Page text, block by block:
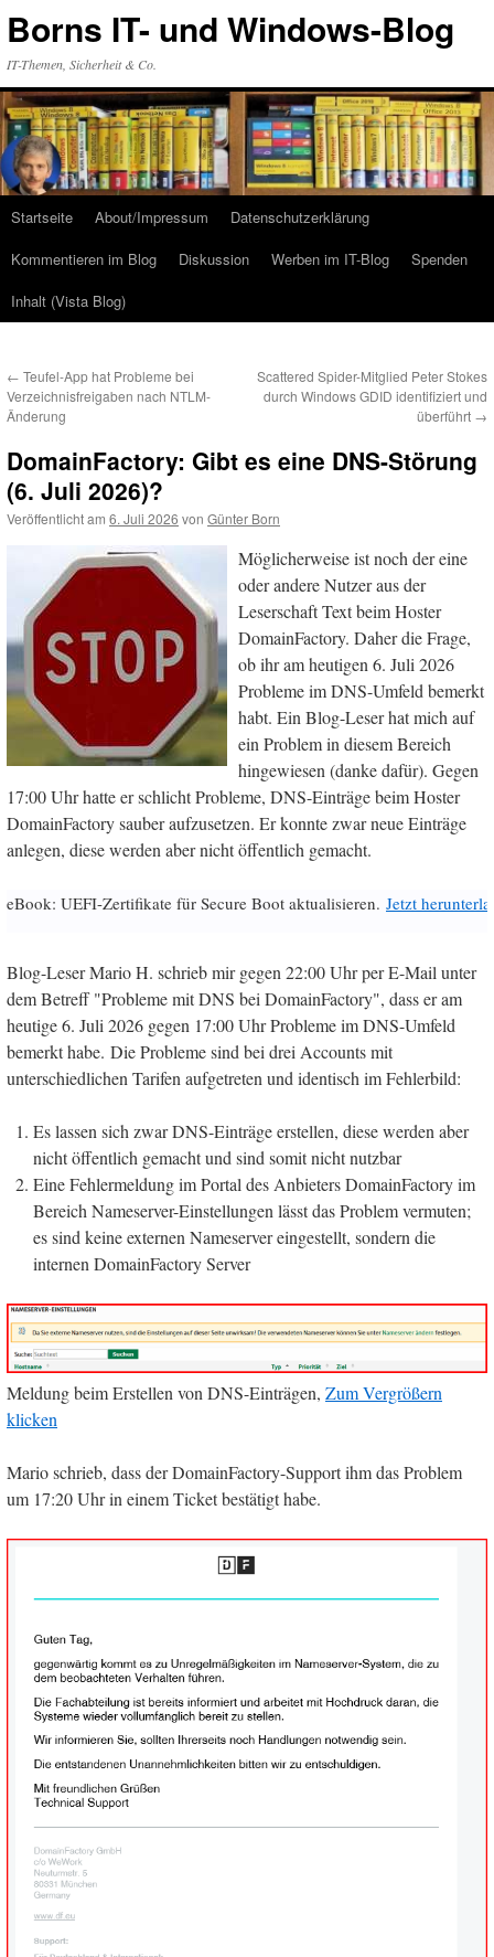
Inhalt
Borns IT- und Windows-Blog
IT-Themen, Sicherheit & Co.
Startseite About/Impressum
Datenschutzerklärung
Kommentieren im Blog
Diskussion Werben im IT-Blog
Spenden
Inhalt (Vista Blog)
← Teufel-App hat Probleme bei
Verzeichnisfreigaben nach NTLM-
Änderung
Scattered Spider-Mitglied Peter Stokes
durch Windows GDID identifiziert und
überführt →
DomainFactory: Gibt es eine DNS-Störung
(6. Juli 2026)?
Veröffentlicht am 6. Juli 2026 von Günter Born
Möglicherweise ist noch der eine
oder andere Nutzer aus der
Leserschaft Text beim Hoster
DomainFactory. Daher die Frage,
ob ihr am heutigen 6. Juli 2026
Probleme im DNS-Umfeld bemerkt
habt. Ein Blog-Leser hat mich auf
ein Problem in diesem Bereich
hingewiesen (danke dafür). Gegen
17:00 Uhr hatte er schlicht Probleme, DNS-Einträge beim Hoster
DomainFactory sauber aufzusetzen. Er konnte zwar neue Einträge
anlegen, diese werden aber nicht öffentlich gemacht.
eBook: UEFI-Zertifikate für Secure Boot aktualisieren. Jetzt
Blog-Leser Mario H. schrieb mir gegen 22:00 Uhr per E-Mail unter
dem Betreff "Probleme mit DNS bei DomainFactory", dass er am
heutige 6. Juli 2026 gegen 17:00 Uhr Probleme im DNS-Umfeld
bemerkt habe. Die Probleme sind bei drei Accounts mit
unterschiedlichen Tarifen aufgetreten und identisch im Fehlerbild:
Es lassen sich zwar DNS-Einträge erstellen, diese werden aber
nicht öffentlich gemacht und sind somit nicht nutzbar
Eine Fehlermeldung im Portal des Anbieters DomainFactory im
Bereich Nameserver-Einstellungen lässt das Problem vermuten;
es sind keine externen Nameserver eingestellt, sondern die
internen DomainFactory Server
Meldung beim Erstellen von DNS-Einträgen, Zum Vergrößern
klicken
Mario schrieb, dass der DomainFactory-Support ihm das Problem
um 17:20 Uhr in einem Ticket bestätigt habe.